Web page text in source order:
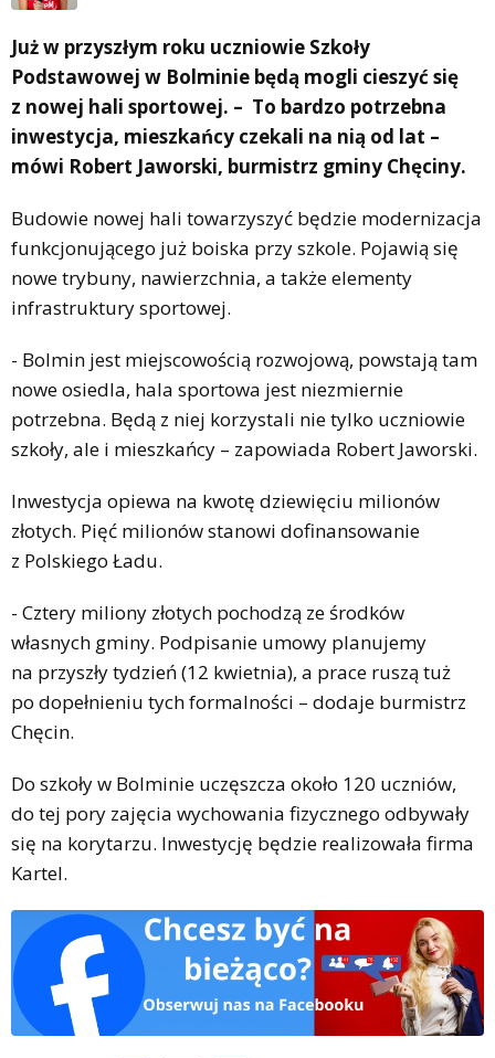
Już w przyszłym roku uczniowie Szkoły
Podstawowej w Bolminie będą mogli cieszyć się
z nowej hali sportowej. – To bardzo potrzebna
inwestycja, mieszkańcy czekali na nią od lat –
mówi Robert Jaworski, burmistrz gminy Chęciny.
Budowie nowej hali towarzyszyć będzie modernizacja
funkcjonującego już boiska przy szkole. Pojawią się
nowe trybuny, nawierzchnia, a także elementy
infrastruktury sportowej.
- Bolmin jest miejscowością rozwojową, powstają tam
nowe osiedla, hala sportowa jest niezmiernie
potrzebna. Będą z niej korzystali nie tylko uczniowie
szkoły, ale i mieszkańcy – zapowiada Robert Jaworski.
Inwestycja opiewa na kwotę dziewięciu milionów
złotych. Pięć milionów stanowi dofinansowanie
z Polskiego Ładu.
- Cztery miliony złotych pochodzą ze środków
własnych gminy. Podpisanie umowy planujemy
na przyszły tydzień (12 kwietnia), a prace ruszą tuż
po dopełnieniu tych formalności – dodaje burmistrz
Chęcin.
Do szkoły w Bolminie uczęszcza około 120 uczniów,
do tej pory zajęcia wychowania fizycznego odbywały
się na korytarzu. Inwestycję będzie realizowała firma
Kartel.